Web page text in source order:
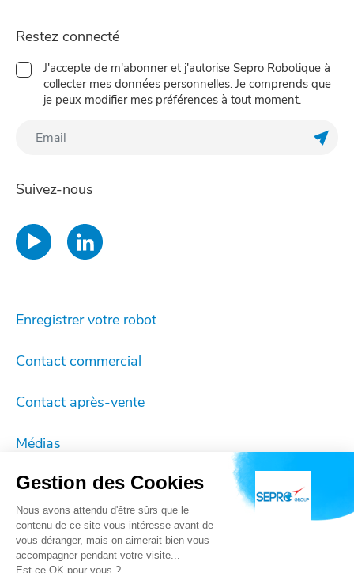
Restez connecté
J'accepte de m'abonner et j'autorise Sepro Robotique à
collecter mes données personnelles. Je comprends que
je peux modifier mes préférences à tout moment.
Suivez-nous
Enregistrer votre robot
Contact commercial
Contact après-vente
Médias
Mentions légales
Cookies
Vie privée
Gestion des Cookies
Nous avons attendu d'être sûrs que le
contenu de ce site vous intéresse avant de
vous déranger, mais on aimerait bien vous
accompagner pendant votre visite...
Est-ce OK pour vous ?